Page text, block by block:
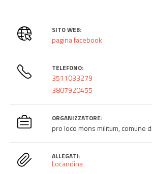
SITO WEB:
pagina facebook
TELEFONO:
3511033279
3807920455
ORGANIZZATORE:
pro loco mons militum, comune
ALLEGATI:
Locandina